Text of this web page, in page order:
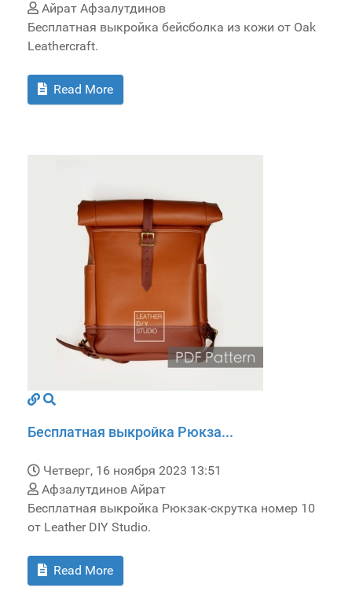
Айрат Афзалутдинов
Бесплатная выкройка бейсболка из кожи от Oak
Leathercraft.
Read More
Бесплатная выкройка Рюкза...
Четверг, 16 ноября 2023 13:51
Афзалутдинов Айрат
Бесплатная выкройка Рюкзак-скрутка номер 10
от Leather DIY Studio.
Read More